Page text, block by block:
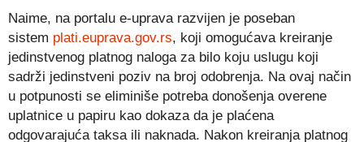
Naime, na portalu e-uprava razvijen je poseban
sistem plati.euprava.gov.rs, koji omogućava kreiranje
jedinstvenog platnog naloga za bilo koju uslugu koji
sadrži jedinstveni poziv na broj odobrenja. Na ovaj način
u potpunosti se eliminiše potreba donošenja overene
uplatnice u papiru kao dokaza da je plaćena
odgovarajuća taksa ili naknada. Nakon kreiranja platnog